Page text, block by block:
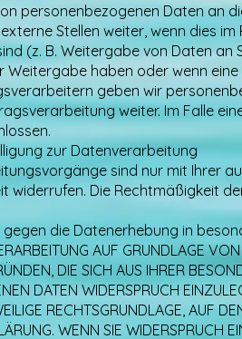
personenbezogenen Daten an
Stellen weiter, wenn dies
(z. B. Weitergabe von Daten
Weitergabe haben oder wenn
geben wir
weiter. Im Falle
zur Datenverarbeitung
sind nur mit Ihrer
widerrufen. Die Rechtmäßigkeit
die Datenerhebung in
AUF GRUNDLAGE
DIE SICH AUS IHRER
DATEN WIDERSPRUCH
RECHTSGRUNDLAGE, AUF
WENN SIE WIDERSPRUCH